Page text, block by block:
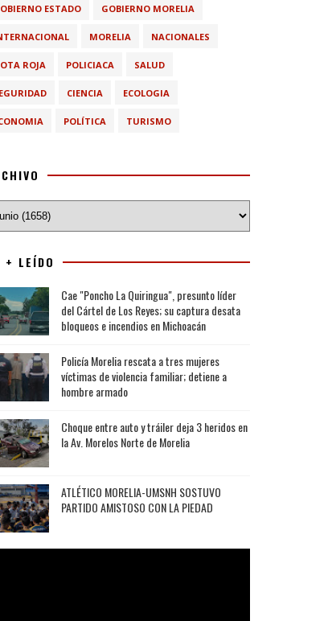
ESTADO GOBIERNO MORELIA
MORELIA NACIONALES
ROJA POLICIACA SALUD
CIENCIA ECOLOGIA
POLÍTICA TURISMO
+ LEÍDO
Cae "Poncho La Quiringua", presunto líder
del Cártel de Los Reyes; su captura desata
bloqueos e incendios en Michoacán
Policía Morelia rescata a tres mujeres
víctimas de violencia familiar; detiene a
hombre armado
Choque entre auto y tráiler deja 3 heridos en
la Av. Morelos Norte de Morelia
ATLÉTICO MORELIA-UMSNH SOSTUVO
PARTIDO AMISTOSO CON LA PIEDAD